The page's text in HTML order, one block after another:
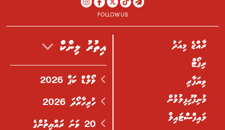
FOLLOW US
ރާއްޖެ މިއަދު
ރިޕޯޓް
ވިޔަފާރި
މުނިފޫހިފިލުވުން
ލައިފްސްޓައިލް
އިތުރު ލިންކް
ވޯލްޑް ކަޕް 2026
ހުރިހާރޯދަ 2026
20 ވަނަ ރައްޔިތުންގެ